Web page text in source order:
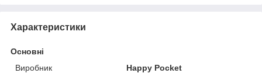
Характеристики
Основні
Виробник
Happy Pocket